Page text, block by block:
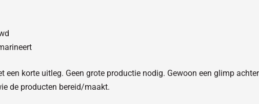
een korte uitleg. Geen grote productie nodig. Gewoon een glimp
de producten bereid/maakt.